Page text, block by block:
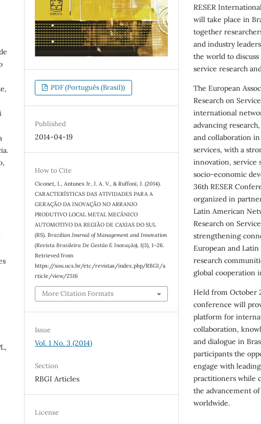
PDF (Português (Brasil))
Published
2014-04-19
How to Cite
Ciconet, I., Antunes Jr, J. A. V., & Ruffoni, J. (2014).
CARACTERÍSTICAS DAS ATIVIDADES PARA A
GERAÇÃO DA INOVAÇÃO NO ARRANJO
PRODUTIVO LOCAL METAL MECÂNICO
AUTOMOTIVO DA REGIÃO DE CAXIAS DO SUL
(RS). Brazilian Journal of Management and Innovation
(Revista Brasileira De Gestão E Inovação) ,1(3), 1–26.
Retrieved from
https://sou.ucs.br/etc/revistas/index.php/RBGI/a
rticle/view/2516
More Citation Formats
Issue
Vol. 1 No. 3 (2014)
Section
RBGI Articles
License
RESER
will take place in
together
and industry
the world to
service research
The European
Research on
international
advancing
and collaboration
services, with a
innovation, service
socio-economic
36th RESER
organized in
Latin American
Research on
strengthening
European and
research
global cooperation
Held from October
conference will
platform for
collaboration,
and dialogue in
participants the
engage with
practitioners while
the advancement
worldwide.